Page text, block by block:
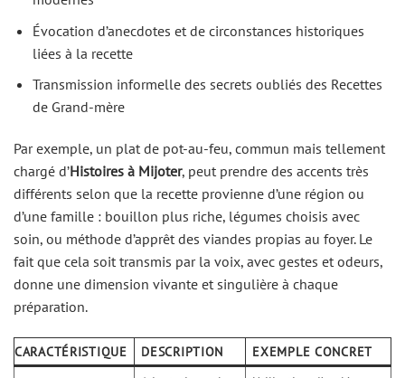
Évocation d’anecdotes et de circonstances historiques
liées à la recette
Transmission informelle des secrets oubliés des Recettes
de Grand-mère
Par exemple, un plat de pot-au-feu, commun mais tellement
chargé d’Histoires à Mijoter, peut prendre des accents très
différents selon que la recette provienne d’une région ou
d’une famille : bouillon plus riche, légumes choisis avec
soin, ou méthode d’apprêt des viandes propias au foyer. Le
fait que cela soit transmis par la voix, avec gestes et odeurs,
donne une dimension vivante et singulière à chaque
préparation.
CARACTÉRISTIQUE DESCRIPTION EXEMPLE CONCRET